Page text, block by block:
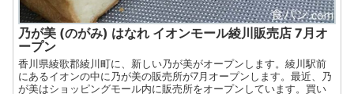
乃が美 (のがみ) はなれ イオンモール綾川販売店 7月オ
ープン
香川県綾歌郡綾川町に、新しい乃が美がオープンします。綾川駅前
にあるイオンの中に乃が美の販売所が7月オープンします。最近、乃
が美はショッピングモール内に販売所をオープンしています。買い